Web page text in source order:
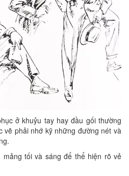
ở khuỷu tay hay đầu gối thường
vẽ phải nhớ kỹ những đường nét và
tối và sáng để thể hiện rõ vẻ